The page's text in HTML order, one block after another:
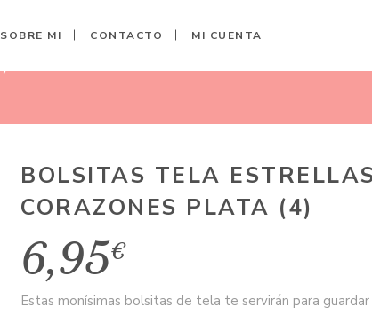
SOBRE MI CONTACTO MI CUENTA
BOLSITAS TELA
CORAZONES PLATA (4)
6,95€
Estas monísimas bolsitas de tela te servirán para